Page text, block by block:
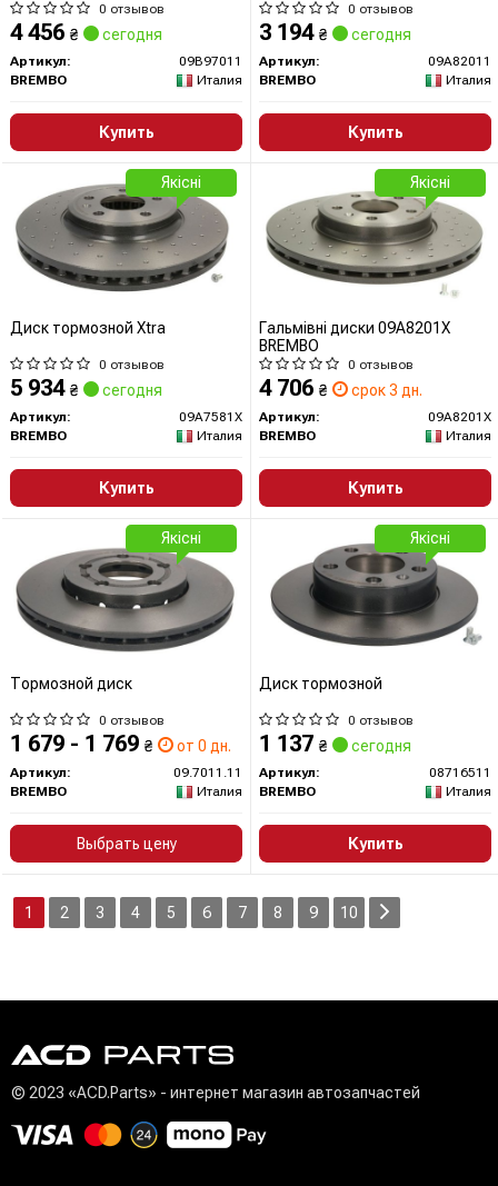
0 отзывов
4 456 ₴ сегодня
Артикул:
09B97011
BREMBO
Италия
Купить
0 отзывов
3 194 ₴ сегодня
Артикул:
09A82011
BREMBO
Италия
Купить
Диск тормозной Xtra
0 отзывов
5 934 ₴ сегодня
Артикул:
09A7581X
BREMBO
Италия
Купить
Якісні
Гальмівні диски 09A8201X
BREMBO
0 отзывов
4 706 ₴ срок 3 дн.
Артикул:
09A8201X
BREMBO
Италия
Купить
Якісні
Тормозной диск
0 отзывов
1 679 - 1 769 ₴ от 0 дн.
Артикул:
09.7011.11
BREMBO
Италия
Выбрать цену
Якісні
Диск тормозной
0 отзывов
1 137 ₴ сегодня
Артикул:
08716511
BREMBO
Италия
Купить
Якісні
1 2 3 4 5 6 7 8 9 10
© 2023 «ACD.Parts» - интернет магазин автозапчастей